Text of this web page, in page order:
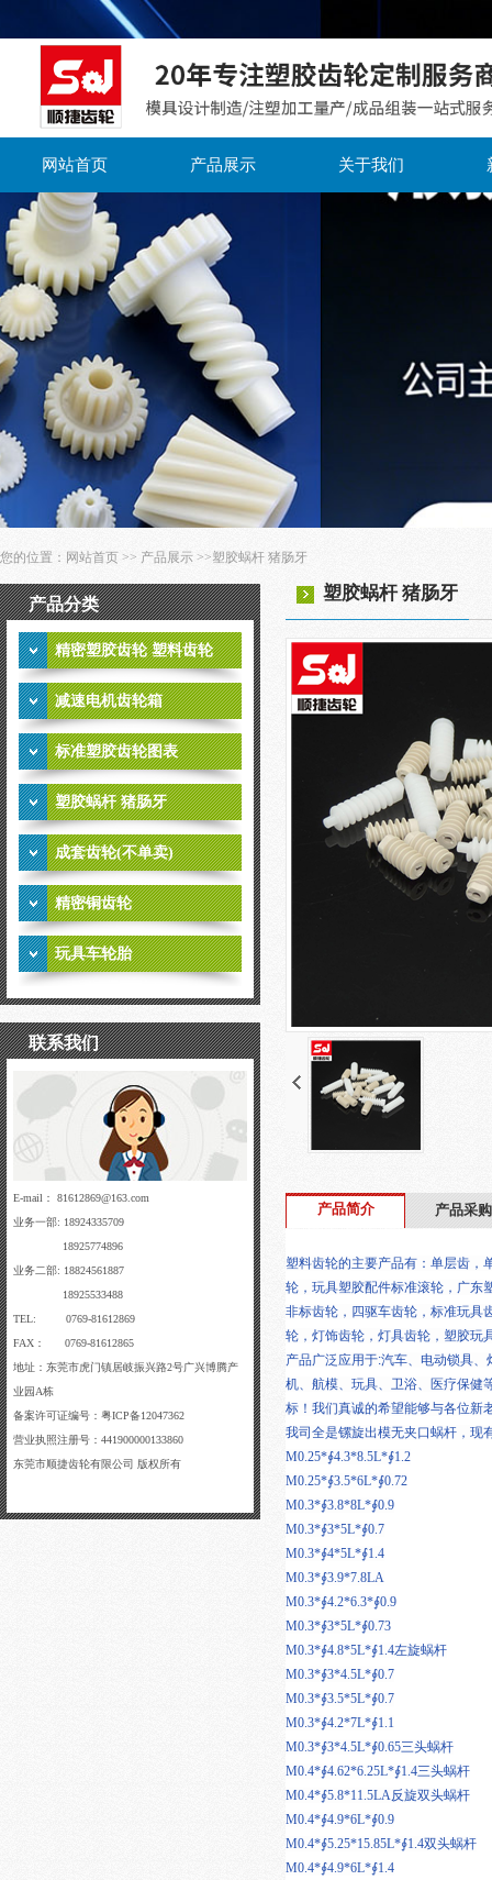
网站首页 产品展示 关于我们
您的位置： 网站首页 >> 产品展示 >>塑胶蜗杆 猪肠牙
产品分类
精密塑胶齿轮 塑料齿轮
减速电机齿轮箱
标准塑胶齿轮图表
塑胶蜗杆 猪肠牙
成套齿轮(不单卖)
精密铜齿轮
玩具车轮胎
联系我们
E-mail： 81612869@163.com
业务一部: 18924335709
18925774896
业务二部: 18824561887
18925533488
TEL: 0769-81612869
FAX： 0769-81612865
地址：东莞市虎门镇居岐振兴路2号广兴博腾产
业园A栋
备案许可证编号：粤ICP备12047362
营业执照注册号：441900000133860
东莞市顺捷齿轮有限公司 版权所有
塑胶蜗杆 猪肠牙
产品简介 产品采购
塑料齿轮的主要产品有：单层齿，
轮，玩具塑胶配件标准滚轮，广东
非标齿轮，四驱车齿轮，标准玩具
轮，灯饰齿轮，灯具齿轮，塑胶玩
产品广泛应用于:汽车、电动锁具
机、航模、玩具、卫浴、医疗保健
标！我们真诚的希望能够与各位新
我司全是镙旋出模无夹口蜗杆，现
M0.25*∮4.3*8.5L*∮1.2
M0.25*∮3.5*6L*∮0.72
M0.3*∮3.8*8L*∮0.9
M0.3*∮3*5L*∮0.7
M0.3*∮4*5L*∮1.4
M0.3*∮3.9*7.8LA
M0.3*∮4.2*6.3*∮0.9
M0.3*∮3*5L*∮0.73
M0.3*∮4.8*5L*∮1.4左旋蜗杆
M0.3*∮3*4.5L*∮0.7
M0.3*∮3.5*5L*∮0.7
M0.3*∮4.2*7L*∮1.1
M0.3*∮3*4.5L*∮0.65三头蜗杆
M0.4*∮4.62*6.25L*∮1.4三头蜗杆
M0.4*∮5.8*11.5LA反旋双头蜗杆
M0.4*∮4.9*6L*∮0.9
M0.4*∮5.25*15.85L*∮1.4双头蜗杆
M0.4*∮4.9*6L*∮1.4